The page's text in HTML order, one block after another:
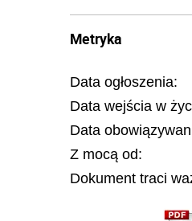
Metryka
Data ogłoszenia:
Data wejścia w
Data
Z mocą od:
Dokument traci